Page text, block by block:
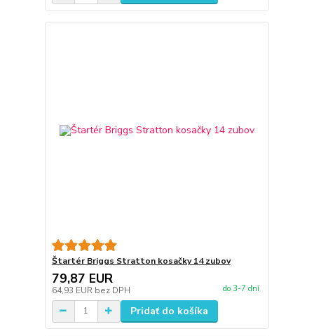
Štartér Briggs Stratton kosačky 14 zubov
79,87 EUR
64,93 EUR bez DPH do 3-7 dní
Pridať do košíka